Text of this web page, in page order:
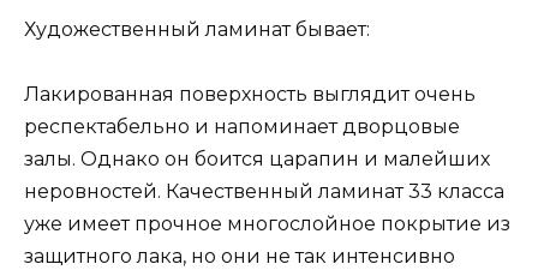
Художественный ламинат бывает:
Лакированная поверхность выглядит очень
респектабельно и напоминает дворцовые
залы. Однако он боится царапин и малейших
неровностей. Качественный ламинат 33 класса
уже имеет прочное многослойное покрытие из
защитного лака, но они не так интенсивно